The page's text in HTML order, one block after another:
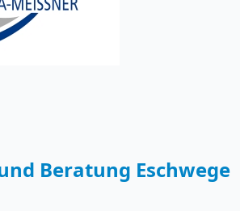
Beratung Eschwege